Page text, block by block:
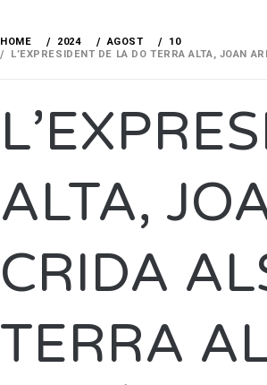
HOME 2024 AGOST
10
L’EXPRESIDENT DE LA DO TERRA ALTA, JOAN
ALTA,
CRIDA
TERRA